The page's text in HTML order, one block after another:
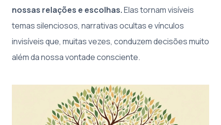
nossas relações e escolhas.Elas tornam visíveis
temas silenciosos, narrativas ocultas e vínculos
invisíveis que, muitas vezes, conduzem decisões muito
além da nossa vontade consciente.